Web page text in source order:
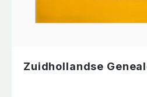
Zuidhollandse